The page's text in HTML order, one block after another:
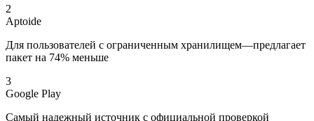
2
Aptoide
Для пользователей с ограниченным хранилищем—предлагает
пакет на 74% меньше
3
Google Play
Самый надежный источник с официальной проверкой